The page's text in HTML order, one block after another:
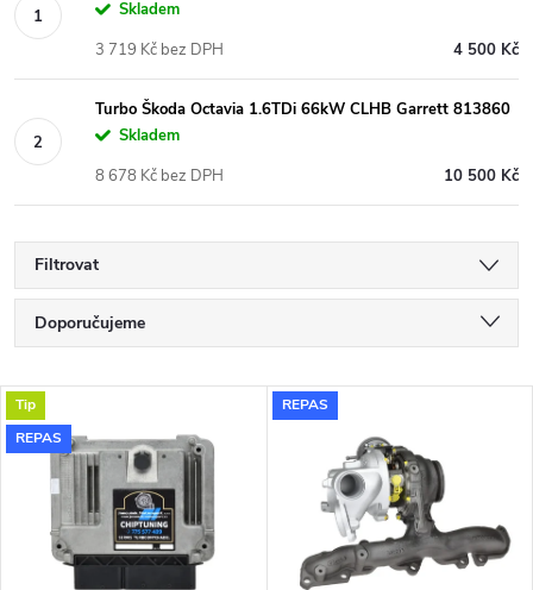
Skladem
4 500 Kč
3 719 Kč bez DPH
Turbo Škoda Octavia 1.6TDi 66kW CLHB Garrett 813860
Skladem
10 500 Kč
8 678 Kč bez DPH
Filtrovat
Ř
a
z
Doporučujeme
Nejdražší
Nejprodávanější
Abecedně
V
ý
Tip
REPAS
REPAS